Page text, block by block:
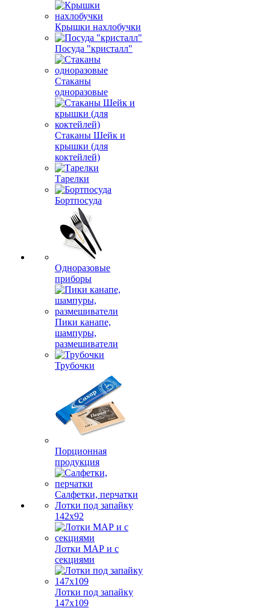
Крышки нахлобучки
Посуда "кристалл"
Стаканы
одноразовые
Стаканы Шейк и
крышки (для
коктейлей)
Тарелки
Бортпосуда
Одноразовые
приборы
Пики канапе,
шампуры,
размешиватели
Трубочки
Порционная
продукция
Салфетки, перчатки
Лотки под запайку
142х92
Лотки МАР и с
секциями
Лотки под запайку
147х109